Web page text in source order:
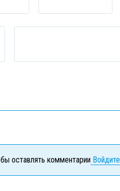
оставлять комментарии Войдите